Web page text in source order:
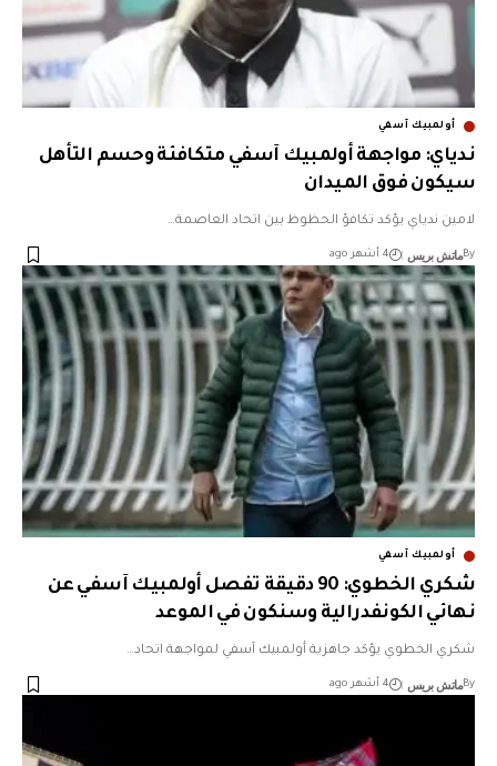
أولمبيك آسفي
ندياي: مواجهة أولمبيك آسفي متكافئة وحسم التأهل
سيكون فوق الميدان
لامين ندياي يؤكد تكافؤ الحظوظ بين اتحاد العاصمة…
Byماتش بريس 4 أشهر ago
أولمبيك آسفي
شكري الخطوي: 90 دقيقة تفصل أولمبيك آسفي عن
نهائي الكونفدرالية وسنكون في الموعد
شكري الخطوي يؤكد جاهزية أولمبيك آسفي لمواجهة اتحاد…
Byماتش بريس 4 أشهر ago